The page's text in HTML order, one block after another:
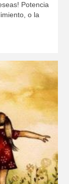
Potencia
o la